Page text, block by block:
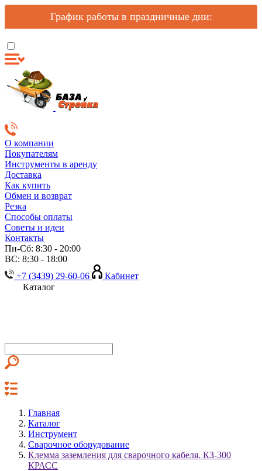
График работы в праздничные дни:
О компании
Покупателям
Инструменты в аренду
Доставка
Как купить
Обмен и возврат
Резка
Способы оплаты
Советы и идеи
Контакты
Пн-Сб: 8:30 - 20:00
ВС: 8:30 - 18:00
+7 (3439) 29-60-06
Кабинет
Каталог
Главная
Каталог
Инструмент
Сварочное оборудование
Клемма заземления для сварочного кабеля. КЗ-300
КРАСС